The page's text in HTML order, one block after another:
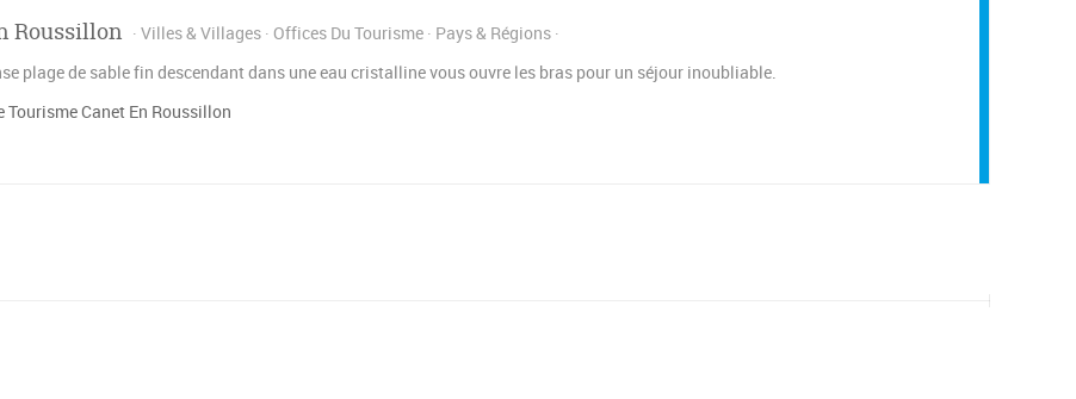
Roussillon Villes & Villages Offices Du Tourisme Pays & Régions
plage de sable fin descendant dans une eau cristalline vous ouvre les bras pour un séjour inoubliable.
Tourisme Canet En Roussillon